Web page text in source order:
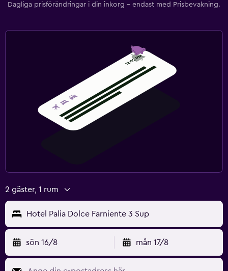
Dagliga prisförändringar i din inkorg – endast med Prisbevakning.
2 gäster, 1 rum
Hotel Palia Dolce Farniente 3 Sup
sön 16/8 mån 17/8